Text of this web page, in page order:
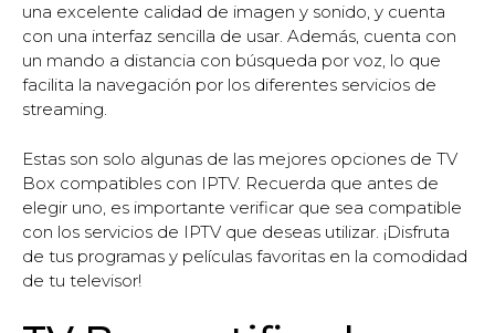
una excelente calidad de imagen y sonido, y cuenta
con una interfaz sencilla de usar. Además, cuenta con
un mando a distancia con búsqueda por voz, lo que
facilita la navegación por los diferentes servicios de
streaming.
Estas son solo algunas de las mejores opciones de TV
Box compatibles con IPTV. Recuerda que antes de
elegir uno, es importante verificar que sea compatible
con los servicios de IPTV que deseas utilizar. ¡Disfruta
de tus programas y películas favoritas en la comodidad
de tu televisor!